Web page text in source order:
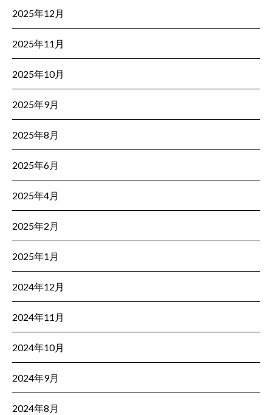
2025年12月
2025年11月
2025年10月
2025年9月
2025年8月
2025年6月
2025年4月
2025年2月
2025年1月
2024年12月
2024年11月
2024年10月
2024年9月
2024年8月